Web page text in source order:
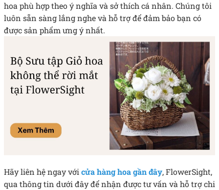
hoa phù hợp theo ý nghĩa và sở thích cá nhân. Chúng tôi
luôn sẵn sàng lắng nghe và hỗ trợ để đảm bảo bạn có
được sản phẩm ưng ý nhất.
Hãy liên hệ ngay với cửa hàng hoa gần đây,FlowerSight,
qua thông tin dưới đây để nhận được tư vấn và hỗ trợ chi